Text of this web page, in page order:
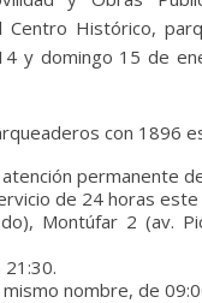
Histórico,
y domingo 15 de
con 1896
permanente
de 24 horas
Montúfar 2 (av.
nombre, de